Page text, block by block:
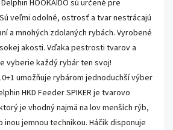
HOOKAIDO sú určené pre
veľmi odolné, ostrosť a tvar nestrácajú
a mnohých zdolaných rybách. Vyrobené
akosti. Vďaka pestrosti tvarov a
vyberie každý rybár ten svoj!
umožňuje rybárom jednoduchší výber
HKD Feeder SPIKER je tvarovo
je vhodný najmä na lov menších rýb,
jemnou technikou. Háčik disponuje